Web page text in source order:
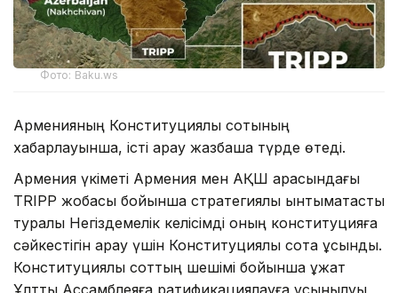
Фото: Baku.ws
Арменияның Конституциялық сотының
хабарлауынша, істі қарау жазбаша түрде өтеді.
Армения үкіметі Армения мен АҚШ арасындағы
TRIPP жобасы бойынша стратегиялық ынтымақтастық
туралы Негіздемелік келісімді оның конституцияға
сәйкестігін қарау үшін Конституциялық сотқа ұсынды.
Конституциялық соттың шешімі бойынша құжат